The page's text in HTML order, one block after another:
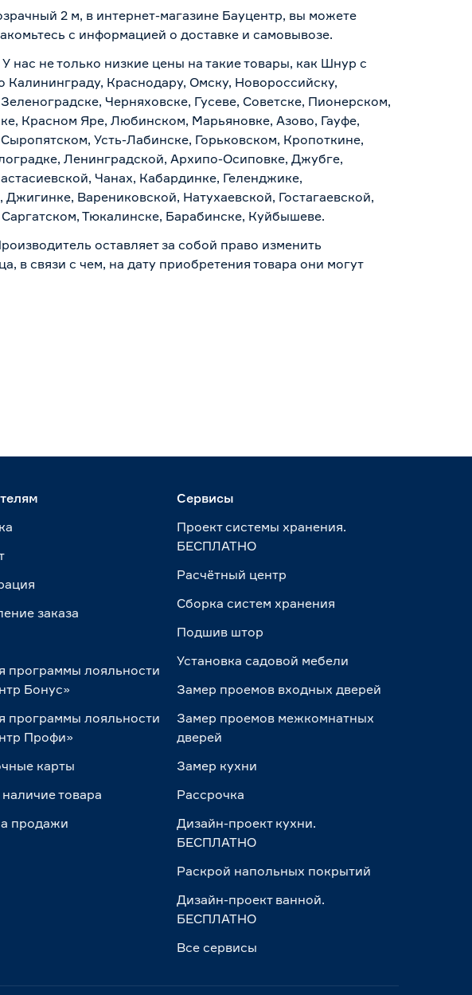
2 м, в интернет-магазине Бауцентр, вы можете
с информацией о доставке и самовывозе.
нас не только низкие цены на такие товары, как Шнур с
Краснодару, Омску, Новороссийску,
Черняховске, Гусеве, Советске, Пионерском,
Красном Яре, Любинском, Марьяновке, Азово, Гауфе,
Усть-Лабинске, Горьковском, Кропоткине,
Ленинградской, Архипо-Осиповке, Джубге,
Чанах, Кабардинке, Геленджике,
Варениковской, Натухаевской, Гостагаевской,
Тюкалинске, Барабинске, Куйбышеве.
оставляет за собой право изменить
в связи с чем, на дату приобретения товара они могут
заказа
программы лояльности
Бонус»
программы лояльности
Профи»
карты
товара
продажи
Сервисы
Проект системы хранения.
БЕСПЛАТНО
Расчётный центр
Сборка систем хранения
Подшив штор
Установка садовой мебели
Замер проемов входных дверей
Замер проемов межкомнатных
дверей
Замер кухни
Рассрочка
Дизайн-проект кухни.
БЕСПЛАТНО
Раскрой напольных покрытий
Дизайн-проект ванной.
БЕСПЛАТНО
Все сервисы